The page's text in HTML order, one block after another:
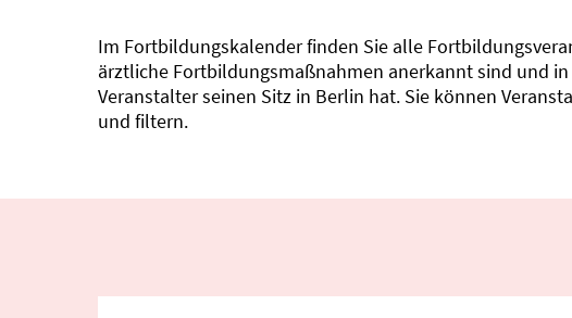
Im Fortbildungskalender finden Sie alle
ärztliche Fortbildungsmaßnahmen anerkannt sind und
Veranstalter seinen Sitz in Berlin hat. Sie können
und filtern.